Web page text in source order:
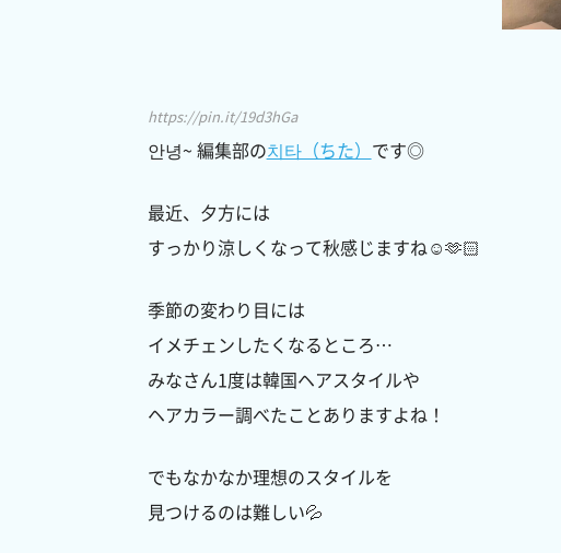
https://pin.it/19d3hGa
안녕~ 編集部の치타（ちた） です◎
最近、夕方には
すっかり涼しくなって秋感じますね☺️🫶🏻
季節の変わり目には
イメチェンしたくなるところ…
みなさん1度は韓国ヘアスタイルや
ヘアカラー調べたことありますよね！
でもなかなか理想のスタイルを
見つけるのは難しい💦